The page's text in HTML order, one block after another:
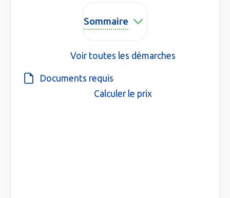
Sommaire
Voir toutes les démarches
Documents requis
Calculer le prix